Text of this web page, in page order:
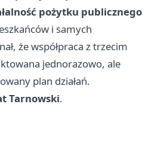
pożytku publicznego
i samych
że współpraca z trzecim
jednorazowo, ale
plan działań.
Tarnowski.